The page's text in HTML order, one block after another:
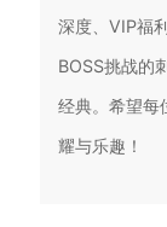
深度、VIP福
BOSS挑战的
经典。希望每
耀与乐趣！